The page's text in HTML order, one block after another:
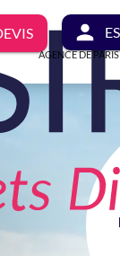
AGENCE DE PARIS